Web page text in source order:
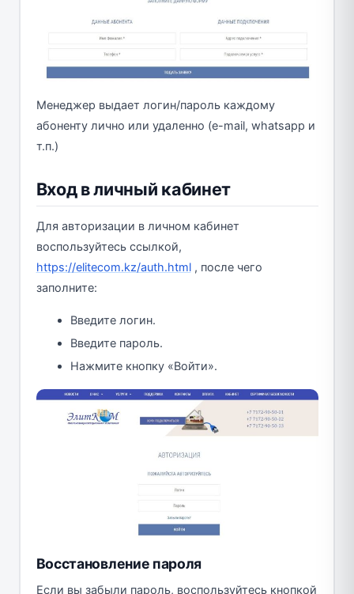
Менеджер выдает логин/пароль каждому
абоненту лично или удаленно (e-mail, whatsapp и
т.п.)
Вход в личный кабинет
Для авторизации в личном кабинет
воспользуйтесь ссылкой,
https://elitecom.kz/auth.html, после чего
заполните:
Введите логин.
Введите пароль.
Нажмите кнопку «Войти».
Восстановление пароля
Если вы забыли пароль, воспользуйтесь кнопкой